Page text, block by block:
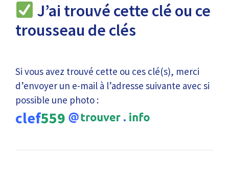
J’ai trouvé cette clé ou ce
trousseau de clés
Si vous avez trouvé cette ou ces clé(s), merci
d’envoyer un e-mail à l’adresse suivante avec si
possible une photo :
clef559